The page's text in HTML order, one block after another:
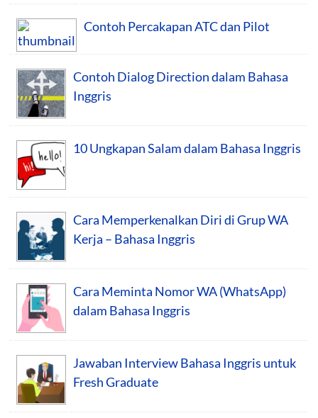
Contoh Percakapan ATC dan Pilot
Contoh Dialog Direction dalam Bahasa
Inggris
10 Ungkapan Salam dalam Bahasa Inggris
Cara Memperkenalkan Diri di Grup WA
Kerja – Bahasa Inggris
Cara Meminta Nomor WA (WhatsApp)
dalam Bahasa Inggris
Jawaban Interview Bahasa Inggris untuk
Fresh Graduate